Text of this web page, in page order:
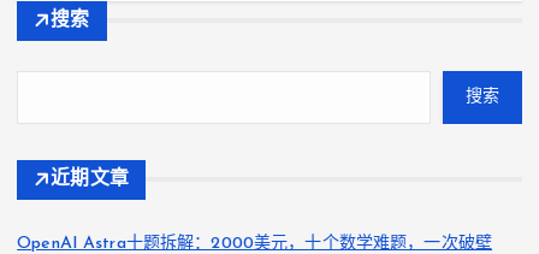
搜索
搜索
近期文章
OpenAI Astra十题拆解：2000美元，十个数学难题，一次破壁